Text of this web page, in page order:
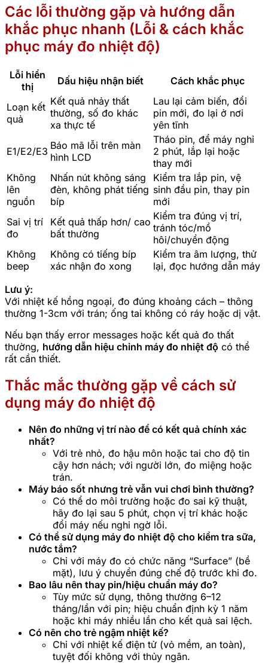
Các lỗi thường gặp và hướng dẫn
khắc phục nhanh (Lỗi & cách khắc
phục máy đo nhiệt độ)
Lỗi hiển
thị
Dấu hiệu nhận biết Cách khắc phục
Loạn kết
quả
Kết quả nhảy thất
thường, số đo khác
xa thực tế
Lau lại cảm biến, đổi
pin mới, đo lại ở nơi
yên tĩnh
E1/E2/E3 Báo mã lỗi trên màn
hình LCD
Tháo pin, để máy nghỉ
2 phút, lắp lại hoặc
thay mới
Không
lên
nguồn
Nhấn nút không sáng
đèn, không phát tiếng
bíp
Kiểm tra lắp pin, vệ
sinh đầu pin, thay pin
mới
Sai vị trí
đo
Kết quả thấp hơn/ cao
bất thường
Kiểm tra đúng vị trí,
tránh tóc/mồ
hôi/chuyển động
Không
beep
Không có tiếng bíp
xác nhận đo xong
Kiểm tra âm lượng, thử
lại, đọc hướng dẫn máy
Lưu ý:
Với nhiệt kế hồng ngoại, đo đúng khoảng cách – thông
thường 1-3cm với trán; ống tai không có ráy hoặc dị vật.
Nếu bạn thấy error messages hoặc kết quả đo thất
thường, hướng dẫn hiệu chỉnh máy đo nhiệt độ có thể
rất cần thiết.
Thắc mắc thường gặp về cách sử
dụng máy đo nhiệt độ
Nên đo những vị trí nào để có kết quả chính xác
nhất?
Với trẻ nhỏ, đo hậu môn hoặc tai cho độ tin
cậy hơn nách; với người lớn, đo miệng hoặc
trán.
Máy báo sốt nhưng trẻ vẫn vui chơi bình thường?
Có thể do môi trường hoặc đo sai kỹ thuật,
hãy đo lại sau 5 phút, chọn vị trí khác hoặc
đổi máy nếu nghi ngờ lỗi.
Có thể sử dụng máy đo nhiệt độ cho kiểm tra sữa,
nước tắm?
Chỉ với máy đo có chức năng “Surface” (bề
mặt), lưu ý chuyển đúng chế độ trước khi đo.
Bao lâu nên thay pin/hiệu chuẩn máy đo?
Tùy mức sử dụng, thông thường 6–12
tháng/lần với pin; hiệu chuẩn định kỳ 1 năm
hoặc khi máy nhiều lần cho kết quả sai lệch.
Có nên cho trẻ ngậm nhiệt kế?
Chỉ với nhiệt kế điện tử (vỏ mềm, an toàn),
tuyệt đối không với thủy ngân.